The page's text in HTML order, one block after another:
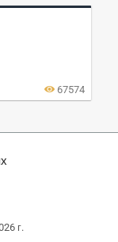
67574
г.